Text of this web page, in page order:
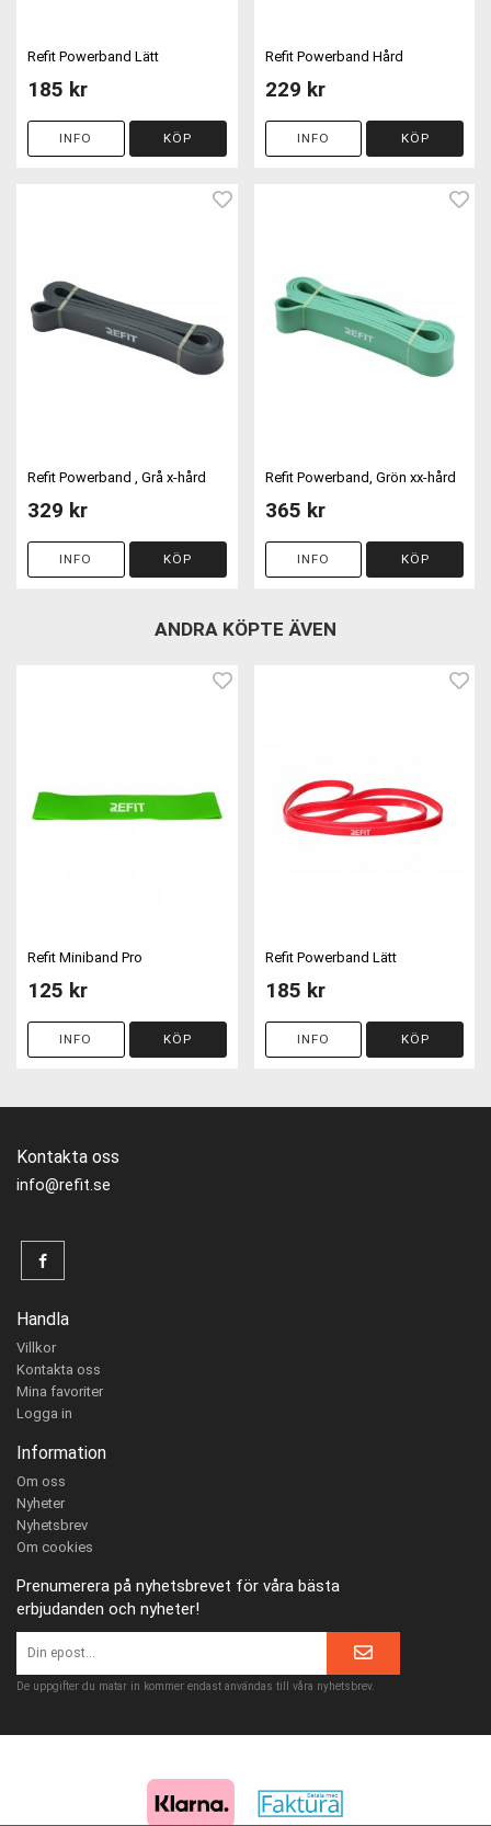
Refit Powerband Lätt
185 kr
INFO KÖP
Refit Powerband Hård
229 kr
INFO KÖP
Refit Powerband , Grå x-hård
329 kr
INFO KÖP
Refit Powerband, Grön xx-hård
365 kr
INFO KÖP
ANDRA KÖPTE ÄVEN
Refit Miniband Pro
125 kr
INFO KÖP
Refit Powerband Lätt
185 kr
INFO KÖP
Kontakta oss
info@refit.se
Handla
Villkor
Kontakta oss
Mina favoriter
Logga in
Information
Om oss
Nyheter
Nyhetsbrev
Om cookies
Prenumerera på nyhetsbrevet för våra bästa
erbjudanden och nyheter!
De uppgifter du matar in kommer endast användas till våra nyhetsbrev.